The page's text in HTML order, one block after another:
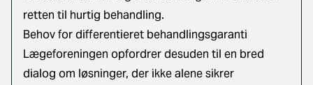
retten til hurtig behandling.
Behov for differentieret behandlingsgaranti
Lægeforeningen opfordrer desuden til en bred
dialog om løsninger, der ikke alene sikrer